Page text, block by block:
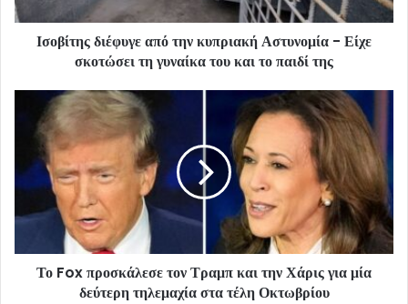
Ισοβίτης διέφυγε από την κυπριακή Αστυνομία - Είχε
σκοτώσει τη γυναίκα του και το παιδί της
Το Fox προσκάλεσε τον Τραμπ και την Χάρις για μία
δεύτερη τηλεμαχία στα τέλη Οκτωβρίου